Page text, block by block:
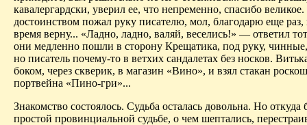
кавалергардски, уверил ее, что непременно, спасибо
достоинством пожал руку писателю, мол, благодарю еще
время верну... «Ладно, ладно, валяй, веселись!» — ответил
они медленно пошли в сторону Крещатика, под руку,
но писатель почему-то в ветхих сандалетах без носков.
боком, через скверик, в магазин «Вино», и взял стакан
портвейна «Пино-гри»...
Знакомство состоялось. Судьба осталась довольна. Но откуда
простой провинциальной судьбе, о чем шептались,